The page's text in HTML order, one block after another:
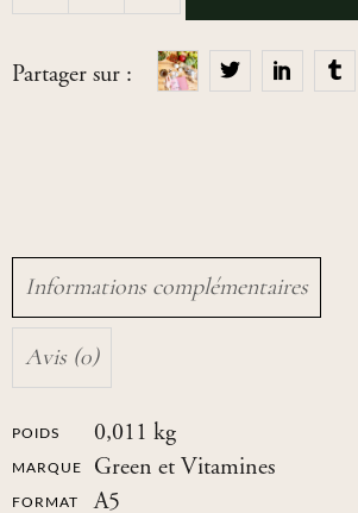
Partager sur :
Informations complémentaires
Avis (0)
POIDS 0,011 kg
MARQUE Green et Vitamines
FORMAT A5